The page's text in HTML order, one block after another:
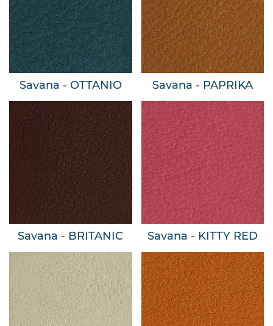
Savana - OTTANIO Savana - PAPRIKA
Savana - BRITANIC Savana - KITTY RED